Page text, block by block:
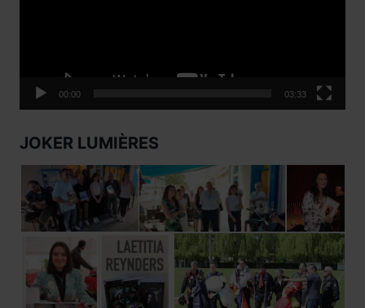
00:00 03:33
JOKER LUMIÈRES